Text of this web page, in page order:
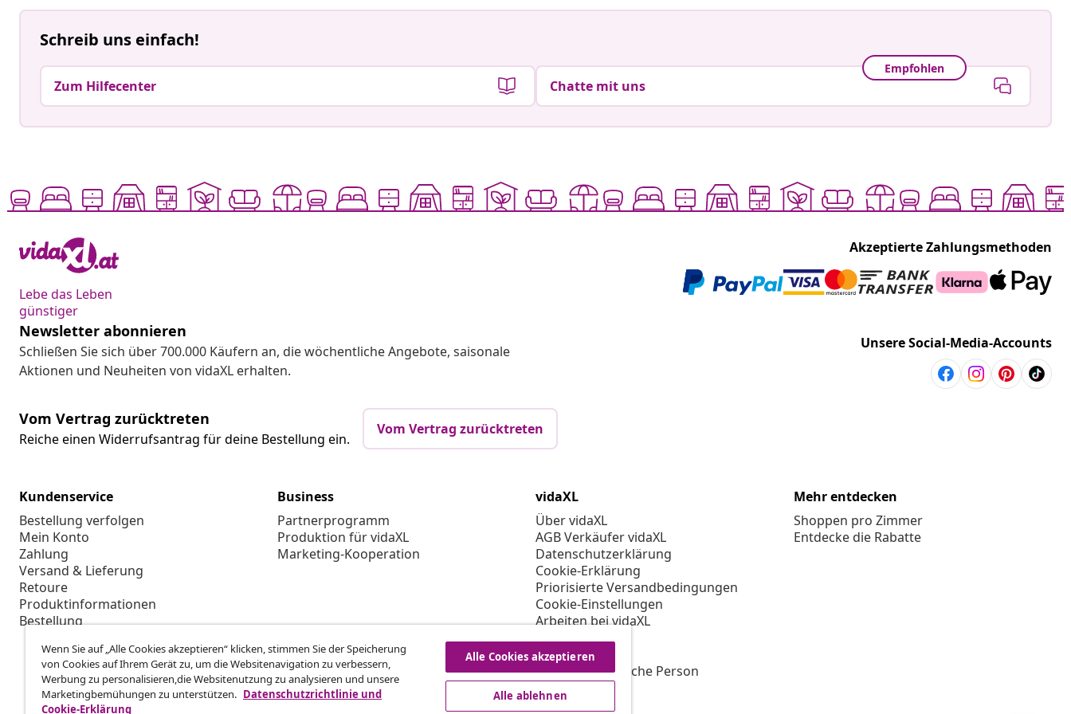
Schreib uns einfach!
Zum Hilfecenter
Empfohlen
Chatte mit uns
Lebe das Leben
günstiger
Akzeptierte Zahlungsmethoden
Newsletter abonnieren
Schließen Sie sich über 700.000 Käufern an, die wöchentliche Angebote, saisonale
Aktionen und Neuheiten von vidaXL erhalten.
Unsere Social-Media-Accounts
Vom Vertrag zurücktreten
Reiche einen Widerrufsantrag für deine Bestellung ein.
Vom Vertrag zurücktreten
Kundenservice
Bestellung verfolgen
Mein Konto
Zahlung
Versand & Lieferung
Retoure
Produktinformationen
Bestellung
Business
Partnerprogramm
Produktion für vidaXL
Marketing-Kooperation
vidaXL
Über vidaXL
AGB Verkäufer vidaXL
Datenschutzerklärung
Cookie-Erklärung
Priorisierte Versandbedingungen
Cookie-Einstellungen
Arbeiten bei vidaXL
Impressum
Sicherheit
EU Verantwortliche Person
EPR-Richtlinie
Barrierefreiheit
Mehr entdecken
Shoppen pro Zimmer
Entdecke die Rabatte
Wenn Sie auf „Alle Cookies akzeptieren“ klicken, stimmen Sie der Speicherung
von Cookies auf Ihrem Gerät zu, um die Websitenavigation zu verbessern,
Werbung zu personalisieren,die Websitenutzung zu analysieren und unsere
Marketingbemühungen zu unterstützen. Datenschutzrichtlinie und
Cookie-Erklärung
Alle Cookies akzeptieren
Alle ablehnen